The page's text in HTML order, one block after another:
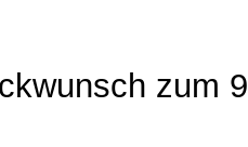
zum